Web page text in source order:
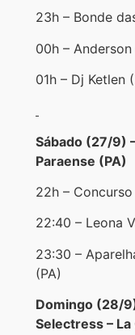
23h – Bonde
00h –
01h – Dj Ketlen
Sábado (27/9)
Paraense (PA)
22h –
22:40 – Leona
23:30 –
(PA)
Domingo (28/
Selectress –